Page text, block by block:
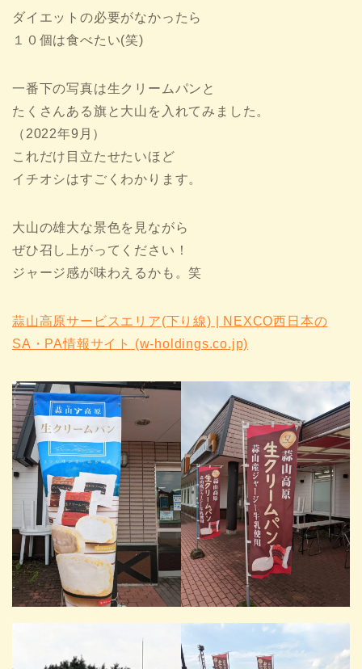
ダイエットの必要がなかったら
１０個は食べたい(笑)
一番下の写真は生クリームパンと
たくさんある旗と大山を入れてみました。
（2022年9月）
これだけ目立たせたいほど
イチオシはすごくわかります。
大山の雄大な景色を見ながら
ぜひ召し上がってください！
ジャージ感が味わえるかも。笑
蒜山高原サービスエリア(下り線) | NEXCO西日本の
SA・PA情報サイト (w-holdings.co.jp)